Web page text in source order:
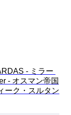
- ミラー
- オスマン帝国
ーク・スルタン